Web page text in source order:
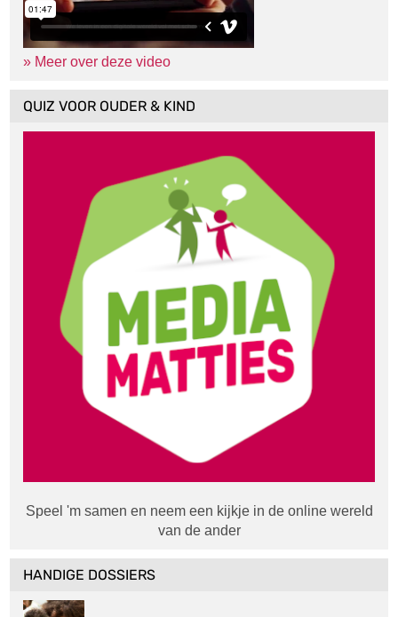
» Meer over deze video
QUIZ VOOR OUDER & KIND
Speel 'm samen en neem een kijkje in de online wereld
van de ander
HANDIGE DOSSIERS